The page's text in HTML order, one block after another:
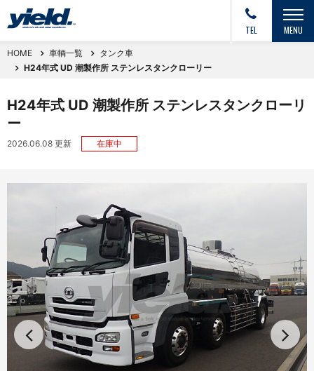
TEL MENU
HOME 車輌一覧
タンク車
H24年式 UD 潮製作所 ステンレスタンクローリー
H24年式 UD 潮製作所 ステンレスタンクローリ
ー
2026.06.08 更新 在庫中